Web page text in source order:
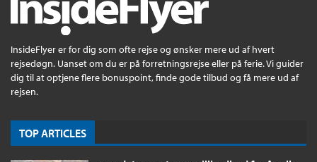
InsideFlyer er for dig som ofte rejse og ønsker mere ud af hvert
rejsedøgn. Uanset om du er på forretningsrejse eller på ferie. Vi guider
dig til at optjene flere bonuspoint, finde gode tilbud og få mere ud af
rejsen.
TOP ARTICLES